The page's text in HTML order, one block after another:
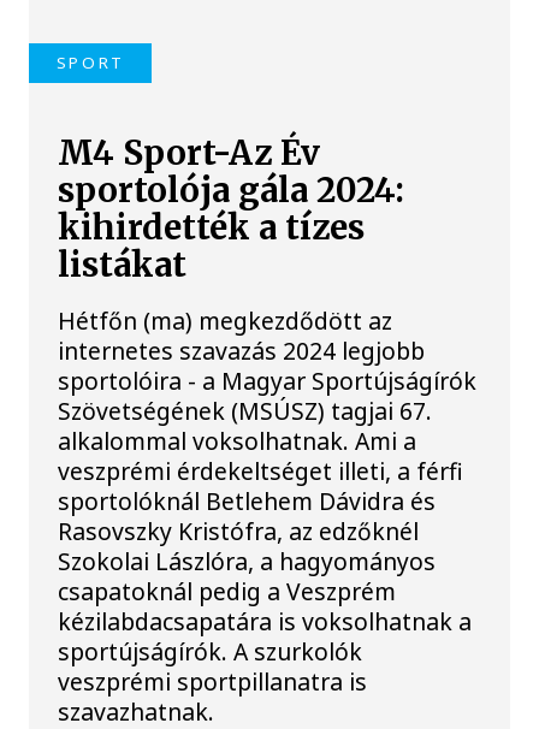
SPORT
M4 Sport-Az Év
sportolója gála 2024:
kihirdették a tízes
listákat
Hétfőn (ma) megkezdődött az
internetes szavazás 2024 legjobb
sportolóira - a Magyar Sportújságírók
Szövetségének (MSÚSZ) tagjai 67.
alkalommal voksolhatnak. Ami a
veszprémi érdekeltséget illeti, a férfi
sportolóknál Betlehem Dávidra és
Rasovszky Kristófra, az edzőknél
Szokolai Lászlóra, a hagyományos
csapatoknál pedig a Veszprém
kézilabdacsapatára is voksolhatnak a
sportújságírók. A szurkolók
veszprémi sportpillanatra is
szavazhatnak.